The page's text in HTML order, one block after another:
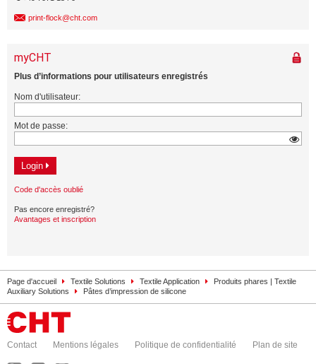
print-flock@cht.com
Page d'accueil Textile Solutions Textile Application
Produits phares | Textile
Auxiliary Solutions
Pâtes d’impression de silicone
Contact Mentions légales Politique de confidentialité Plan de site